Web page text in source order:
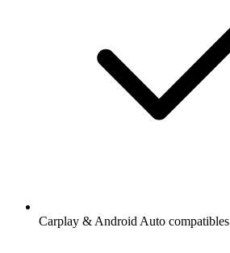
Carplay & Android Auto compatibles